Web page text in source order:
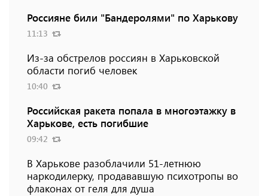
Россияне били "Бандеролями" по Харькову
11:13
Из-за обстрелов россиян в Харьковской
области погиб человек
10:40
Российская ракета попала в многоэтажку в
Харькове, есть погибшие
09:42
В Харькове разоблачили 51-летнюю
наркодилерку, продававшую психотропы во
флаконах от геля для душа